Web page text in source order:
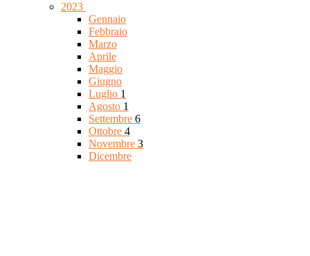
2023
Gennaio
Febbraio
Marzo
Aprile
Maggio
Giugno
Luglio 1
Agosto 1
Settembre 6
Ottobre 4
Novembre 3
Dicembre